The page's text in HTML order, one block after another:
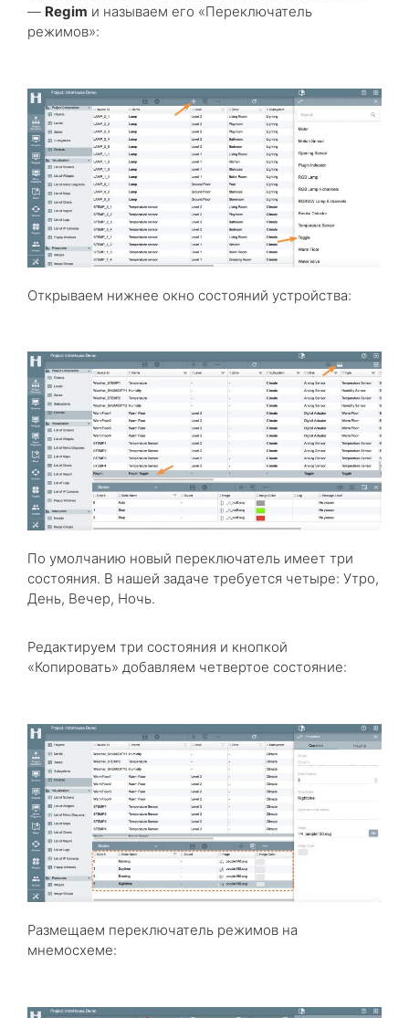
— Regim и называем его «Переключатель
режимов»:
Открываем нижнее окно состояний устройства:
По умолчанию новый переключатель имеет три
состояния. В нашей задаче требуется четыре: Утро,
День, Вечер, Ночь.
Редактируем три состояния и кнопкой
«Копировать» добавляем четвертое состояние:
Размещаем переключатель режимов на
мнемосхеме: